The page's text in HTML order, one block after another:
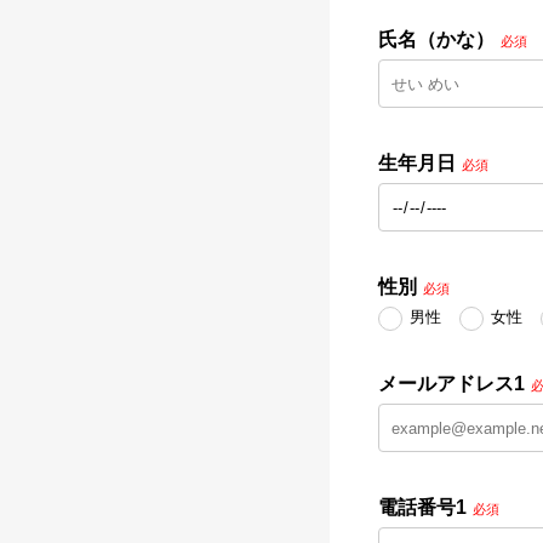
氏名（かな） 必須
生年月日 必須
性別 必須
男性 女性
メールアドレス1
電話番号1 必須